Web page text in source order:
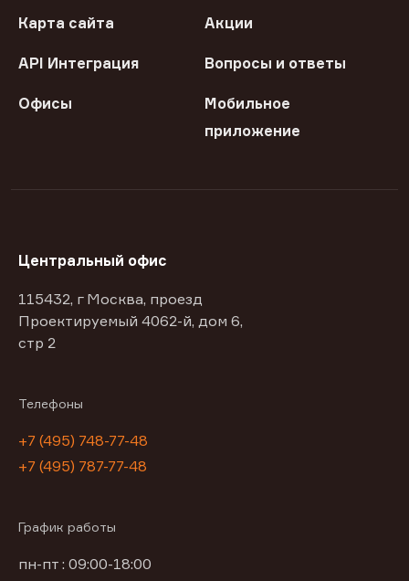
Карта сайта Акции
API Интеграция Вопросы и ответы
Офисы
Мобильное
приложение
Центральный офис
115432, г Москва, проезд
Проектируемый 4062-й, дом 6,
стр 2
Телефоны
+7 (495) 748-77-48
+7 (495) 787-77-48
График работы
пн-пт : 09:00-18:00